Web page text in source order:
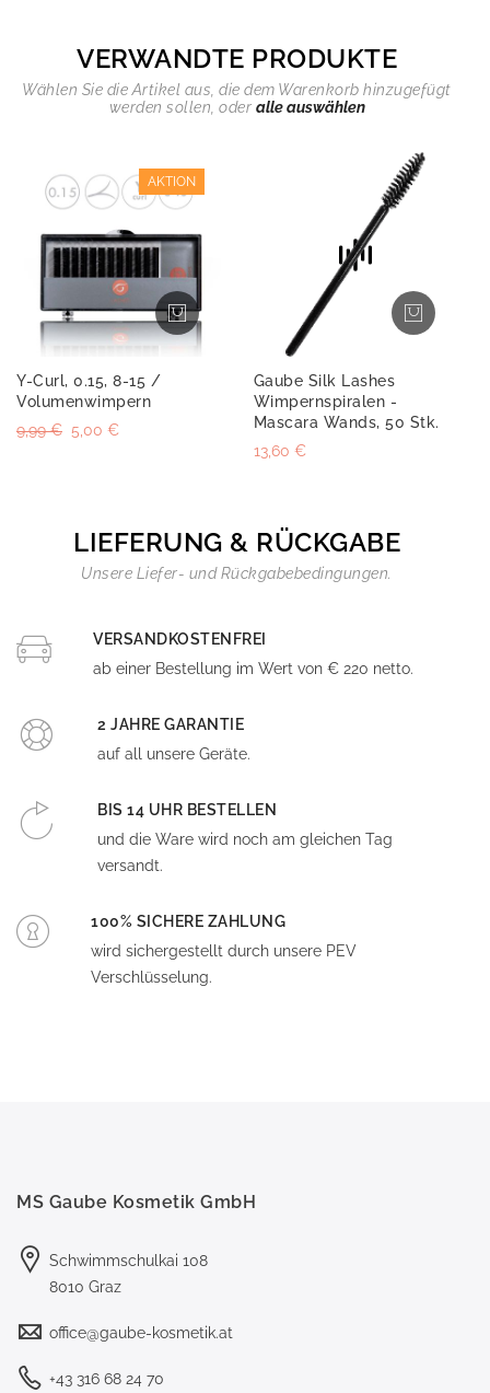
VERWANDTE PRODUKTE
Wählen Sie die Artikel aus, die dem Warenkorb hinzugefügt
werden sollen, oder alle auswählen
AKTION
Y-Curl, 0.15, 8-15 /
Volumenwimpern
5,00 €
9,99 €
Gaube Silk Lashes
Wimpernspiralen -
Mascara Wands, 50 Stk.
13,60 €
LIEFERUNG & RÜCKGABE
Unsere Liefer- und Rückgabebedingungen.
VERSANDKOSTENFREI
ab einer Bestellung im Wert von € 220 netto.
2 JAHRE GARANTIE
auf all unsere Geräte.
BIS 14 UHR BESTELLEN
und die Ware wird noch am gleichen Tag
versandt.
100% SICHERE ZAHLUNG
wird sichergestellt durch unsere PEV
Verschlüsselung.
MS Gaube Kosmetik GmbH
Schwimmschulkai 108
8010 Graz
office@gaube-kosmetik.at
+43 316 68 24 70